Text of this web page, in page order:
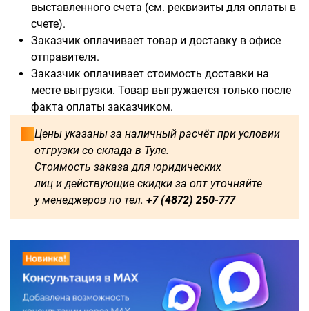
выставленного счета (см. реквизиты для оплаты в
счете).
Заказчик оплачивает товар и доставку в офисе
отправителя.
Заказчик оплачивает стоимость доставки на
месте выгрузки. Товар выгружается только после
факта оплаты заказчиком.
Цены указаны за наличный расчёт при условии
отгрузки со склада в Туле.
Стоимость заказа для юридических
лиц и действующие скидки за опт уточняйте
у менеджеров по тел. +7 (4872) 250-777
1750 2000 2250 2750
3500 3750
4000 4500 4750 5000
5250 5500 5750 6000